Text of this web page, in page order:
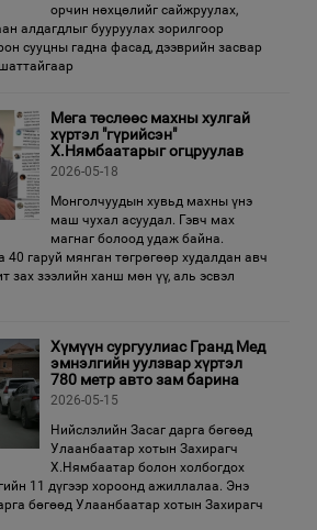
орчин нөхцөлийг сайжруулах,
алдагдлыг бууруулах зорилгоор
сууцны гадна фасад, дээврийн засвар
Мега төслөөс махны хулгай
хүртэл "гүрийсэн"
Х.Нямбаатарыг огцруулав
2026-05-18
Монголчуудын хувьд махны үнэ
маш чухал асуудал. Гэвч мах
магнаг болоод удаж байна.
40 гаруй мянган төгрөгөөр худалдан авч
зах зээлийн ханш мөн үү, аль эсвэл
Хүмүүн сургуулиас Гранд Мед
эмнэлгийн уулзвар хүртэл
780 метр авто зам барина
2026-05-15
Нийслэлийн Засаг дарга бөгөөд
Улаанбаатар хотын Захирагч
Х.Нямбаатар болон холбогдох
11 дүгээр хороонд ажиллалаа. Энэ
бөгөөд Улаанбаатар хотын Захирагч